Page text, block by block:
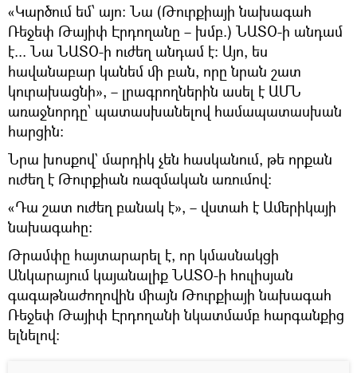
«Կարծում եմ՝ այո։ Նա (Թուրքիայի նախագահ
Ռեջեփ Թայիփ Էրդողանը – խմբ.) ՆԱՏՕ-ի անդամ
է... Նա ՆԱՏՕ-ի ուժեղ անդամ է։ Այո, ես
հավանաբար կանեմ մի բան, որը նրան շատ
կուրախացնի», – լրագրողներին ասել է ԱՄՆ
առաջնորդը՝ պատասխանելով համապատասխան
հարցին։
Նրա խոսքով` մարդիկ չեն հասկանում, թե որքան
ուժեղ է Թուրքիան ռազմական առումով։
«Դա շատ ուժեղ բանակ է», – վստահ է Ամերիկայի
նախագահը։
Թրամփը հայտարարել է, որ կմասնակցի
Անկարայում կայանալիք ՆԱՏՕ-ի հուլիսյան
գագաթնաժողովին միայն Թուրքիայի նախագահ
Ռեջեփ Թայիփ Էրդողանի նկատմամբ հարգանքից
ելնելով։